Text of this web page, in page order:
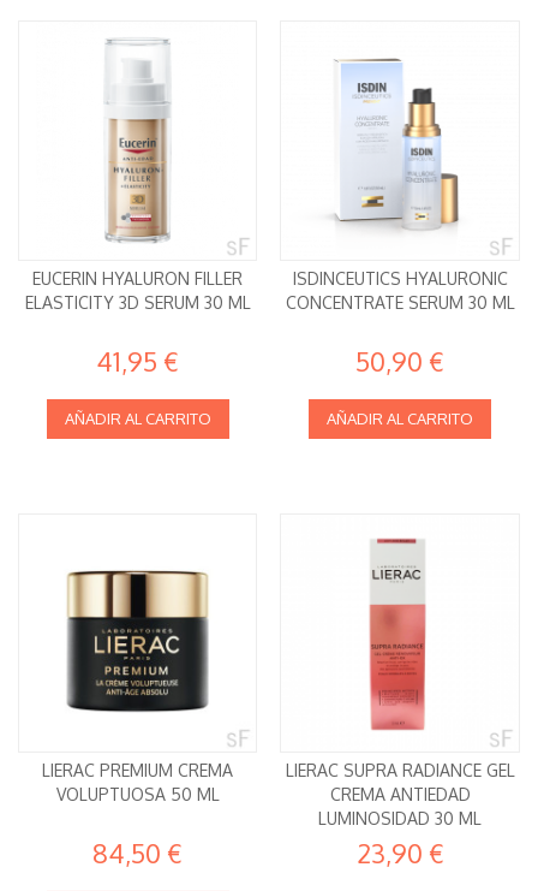
EUCERIN HYALURON FILLER
ELASTICITY 3D SERUM 30 ML
41,95 €
AÑADIR AL CARRITO
ISDINCEUTICS HYALURONIC
CONCENTRATE SERUM 30 ML
50,90 €
AÑADIR AL CARRITO
LIERAC PREMIUM CREMA
VOLUPTUOSA 50 ML
84,50 €
LIERAC SUPRA RADIANCE GEL
CREMA ANTIEDAD
LUMINOSIDAD 30 ML
23,90 €